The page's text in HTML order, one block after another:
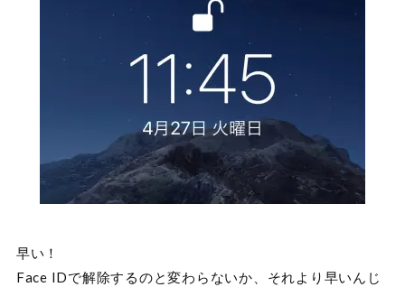
早い！
Face IDで解除するのと変わらないか、それより早いんじ